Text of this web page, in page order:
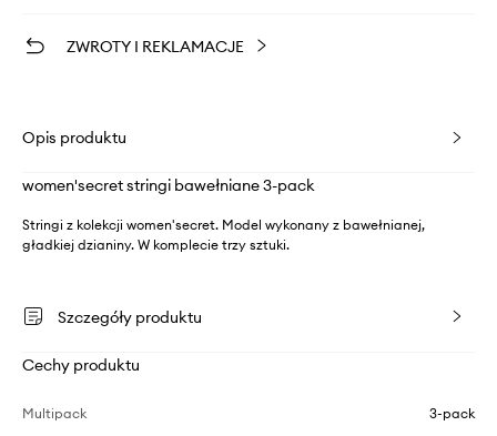
ZWROTY I REKLAMACJE
Opis produktu
women'secret stringi bawełniane 3-pack
Stringi z kolekcji women'secret. Model wykonany z bawełnianej,
gładkiej dzianiny. W komplecie trzy sztuki.
Szczegóły produktu
Cechy produktu
Multipack 3-pack